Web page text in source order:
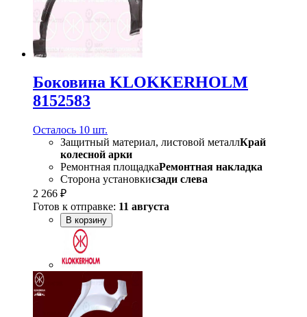
Боковина KLOKKERHOLM
8152583
Осталось 10 шт.
Защитный материал, листовой металлКрай
колесной арки
Ремонтная площадкаРемонтная накладка
Сторона установкисзади слева
2 266 ₽
Готов к отправке: 11 августа
В корзину